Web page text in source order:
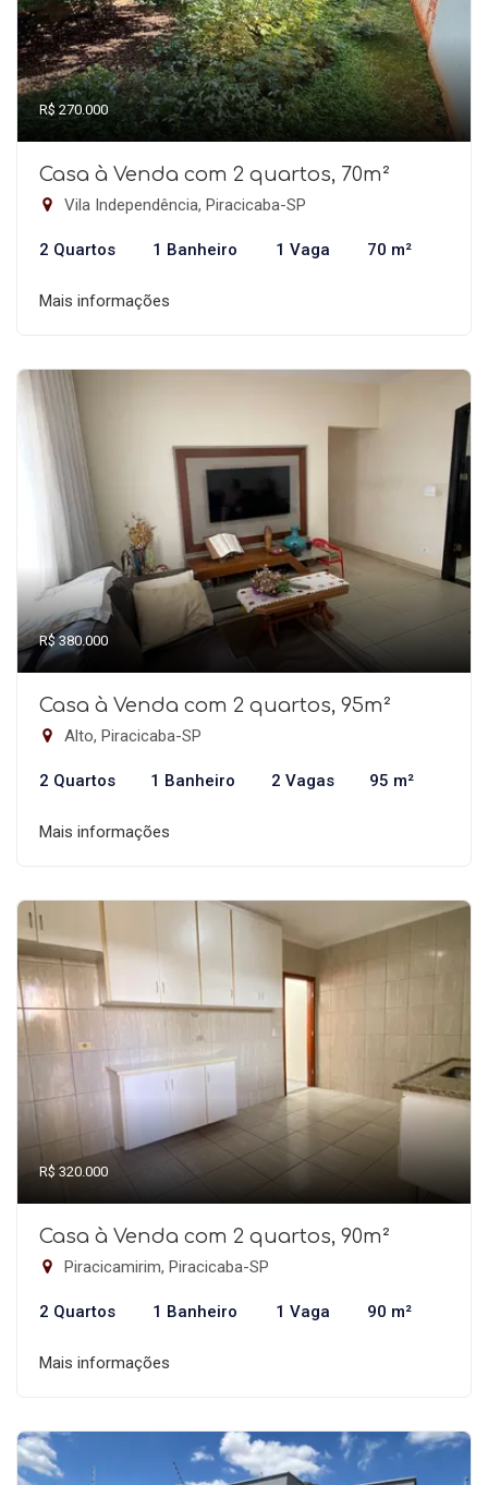
R$ 270.000
Casa à Venda com 2 quartos, 70m²
Vila Independência, Piracicaba-SP
2 Quartos 1 Banheiro 1 Vaga 70 m²
Mais informações
R$ 380.000
Casa à Venda com 2 quartos, 95m²
Alto, Piracicaba-SP
2 Quartos 1 Banheiro 2 Vagas 95 m²
Mais informações
R$ 320.000
Casa à Venda com 2 quartos, 90m²
Piracicamirim, Piracicaba-SP
2 Quartos 1 Banheiro 1 Vaga 90 m²
Mais informações